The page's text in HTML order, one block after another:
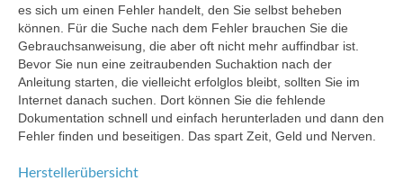
es sich um einen Fehler handelt, den Sie selbst beheben
können. Für die Suche nach dem Fehler brauchen Sie die
Gebrauchsanweisung, die aber oft nicht mehr auffindbar ist.
Bevor Sie nun eine zeitraubenden Suchaktion nach der
Anleitung starten, die vielleicht erfolglos bleibt, sollten Sie im
Internet danach suchen. Dort können Sie die fehlende
Dokumentation schnell und einfach herunterladen und dann den
Fehler finden und beseitigen. Das spart Zeit, Geld und Nerven.
Herstellerübersicht